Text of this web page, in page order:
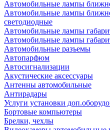
Автомобильные лампы
Автомобильные лампы
светодиодные
Автомобильные лампы
Автомобильные лампы
Автомобильные разъемы
Автопарфюм
Автосигнализации
Акустические аксессуары
Антенны автомобильные
Антирадары
Услуги установки
Бортовые компьютеры
Брелки, чехлы